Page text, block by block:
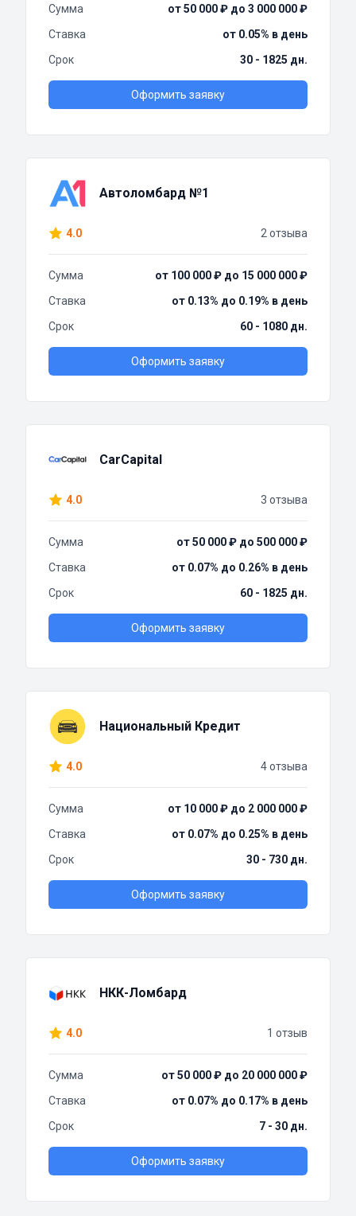
Сумма
от 50 000 ₽ до 3 000 000 ₽
Ставка
от 0.05% в день
Срок
30 - 1825 дн.
Оформить заявку
Автоломбард №1
4.0 2 отзыва
Сумма
от 100 000 ₽ до 15 000 000 ₽
Ставка
от 0.13% до 0.19% в день
Срок
60 - 1080 дн.
Оформить заявку
CarCapital
4.0 3 отзыва
Сумма
от 50 000 ₽ до 500 000 ₽
Ставка
от 0.07% до 0.26% в день
Срок
60 - 1825 дн.
Оформить заявку
Национальный Кредит
4.0 4 отзыва
Сумма
от 10 000 ₽ до 2 000 000 ₽
Ставка
от 0.07% до 0.25% в день
Срок
30 - 730 дн.
Оформить заявку
НКК-Ломбард
4.0 1 отзыв
Сумма
от 50 000 ₽ до 20 000 000 ₽
Ставка
от 0.07% до 0.17% в день
Срок
7 - 30 дн.
Оформить заявку